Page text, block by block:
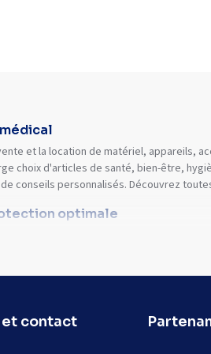
et la location de matériel, appareils,
choix d'articles de santé, bien-être,
conseils personnalisés. Découvrez
optimale
contact